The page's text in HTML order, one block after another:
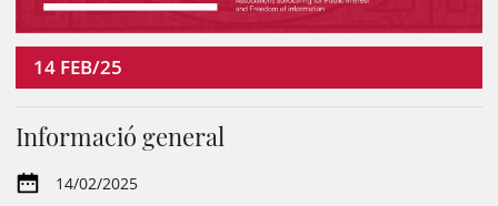
14 FEB/25
Informació general
14/02/2025